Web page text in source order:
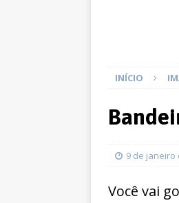
INÍCIO
9 de janeiro
Você vai